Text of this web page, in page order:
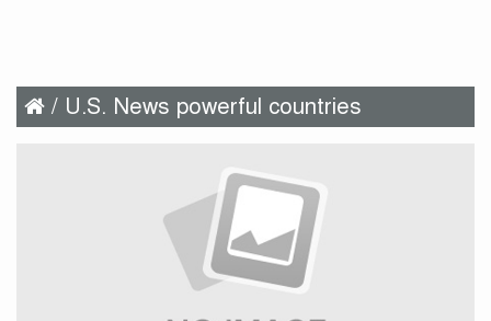
/ U.S. News powerful countries